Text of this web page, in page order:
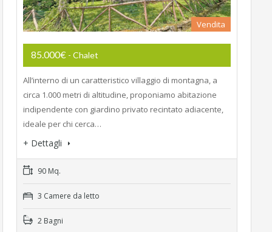
Vendita
85.000€ - Chalet
All’interno di un caratteristico villaggio di montagna, a
circa 1.000 metri di altitudine, proponiamo abitazione
indipendente con giardino privato recintato adiacente,
ideale per chi cerca…
+ Dettagli
90 Mq.
3 Camere da letto
2 Bagni